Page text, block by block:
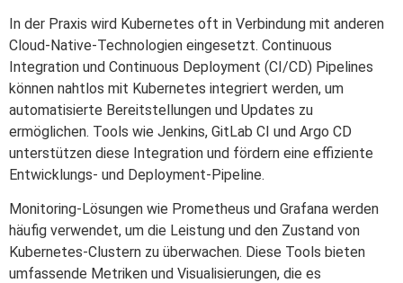
In der Praxis wird Kubernetes oft in Verbindung mit anderen
Cloud-Native-Technologien eingesetzt. Continuous
Integration und Continuous Deployment (CI/CD) Pipelines
können nahtlos mit Kubernetes integriert werden, um
automatisierte Bereitstellungen und Updates zu
ermöglichen. Tools wie Jenkins, GitLab CI und Argo CD
unterstützen diese Integration und fördern eine effiziente
Entwicklungs- und Deployment-Pipeline.
Monitoring-Lösungen wie Prometheus und Grafana werden
häufig verwendet, um die Leistung und den Zustand von
Kubernetes-Clustern zu überwachen. Diese Tools bieten
umfassende Metriken und Visualisierungen, die es